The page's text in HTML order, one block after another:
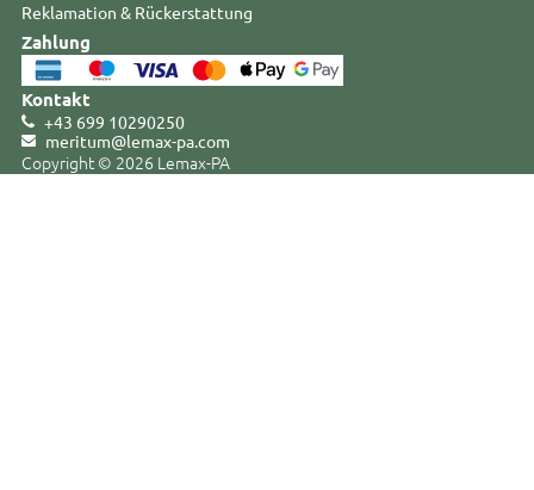
Reklamation & Rückerstattung
Zahlung
Kontakt
+43 699 10290250
meritum@lemax-pa.com
Copyright © 2026 Lemax-PA